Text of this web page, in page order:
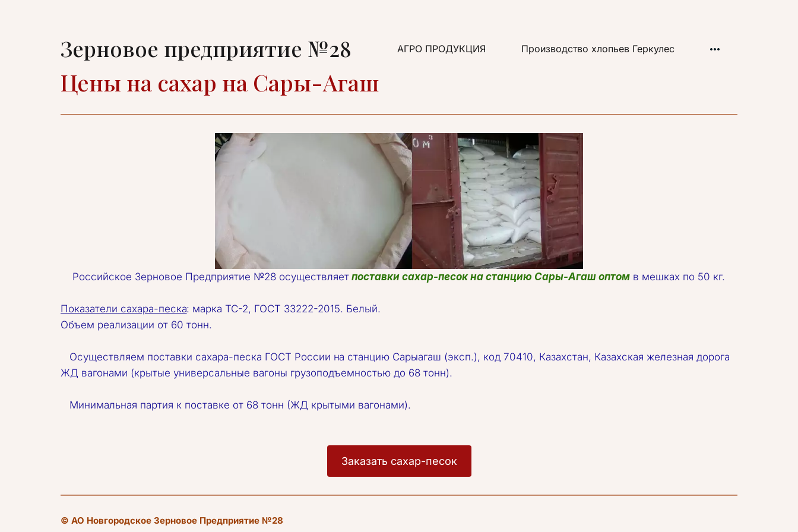
Зерновое предприятие №28 АГРО ПРОДУКЦИЯ Производство хлопьев Геркулес
Цены на сахар на Сары-Агаш
    Российское Зерновое Предприятие №28 осуществляет
поставки сахар-песок на станцию Сары-Агаш оптом в мешках по 50 кг.
Показатели сахара-песка: марка ТС-2, ГОСТ 33222-2015. Белый.
Объем реализации от 60 тонн.
   Осуществляем поставки сахара-песка ГОСТ России н
а станцию Сарыагаш (эксп.), код 70410, Казахстан, Казахская железная дорога
ЖД вагонами (крытые универсальные вагоны грузоподъемностью до 68 тонн).
   Минимальная партия к поставке от 68 тонн (ЖД крытыми вагонами).
Заказать сахар-песок
© АО Новгородское Зерновое Предприятие №28